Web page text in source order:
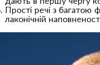
Прості речі з багатою
лаконічній